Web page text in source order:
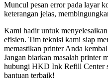
Muncul pesan error pada layar
keterangan jelas,
Kami hadir untuk
efisien. Tim teknisi kami siap
memastikan printer Anda
Jangan biarkan masalah printer
hubungi HKD Ink Refill Center
bantuan terbaik!